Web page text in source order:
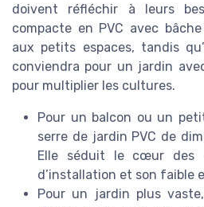
doivent réfléchir à leurs
compacte en PVC avec
aux petits espaces, tandis
conviendra pour un jardin
pour multiplier les cultures.
Pour un balcon ou un
serre de jardin PVC de
Elle séduit le cœur des
d’installation et son faible
Pour un jardin plus